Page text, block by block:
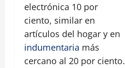
electrónica 10 por
ciento, similar en
artículos del hogar y en
indumentaria más
cercano al 20 por ciento.